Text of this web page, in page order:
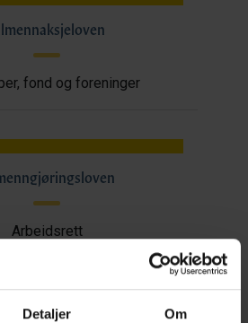
Detaljer Om
fond og foreninger
Arbeidsrett